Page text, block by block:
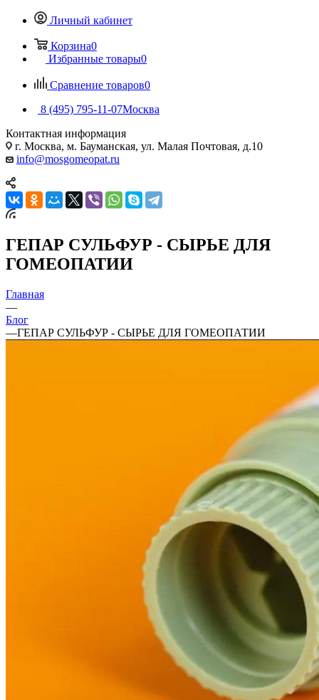
Личный кабинет
Корзина0
Избранные товары0
Сравнение товаров0
8 (495) 795-11-07Москва
Контактная информация
г. Москва, м. Бауманская, ул. Малая Почтовая, д.10
info@mosgomeopat.ru
ГЕПАР СУЛЬФУР - СЫРЬЕ ДЛЯ
ГОМЕОПАТИИ
Главная
—
Блог
—ГЕПАР СУЛЬФУР - СЫРЬЕ ДЛЯ ГОМЕОПАТИИ